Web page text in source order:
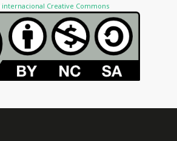
internacional Creative Commons